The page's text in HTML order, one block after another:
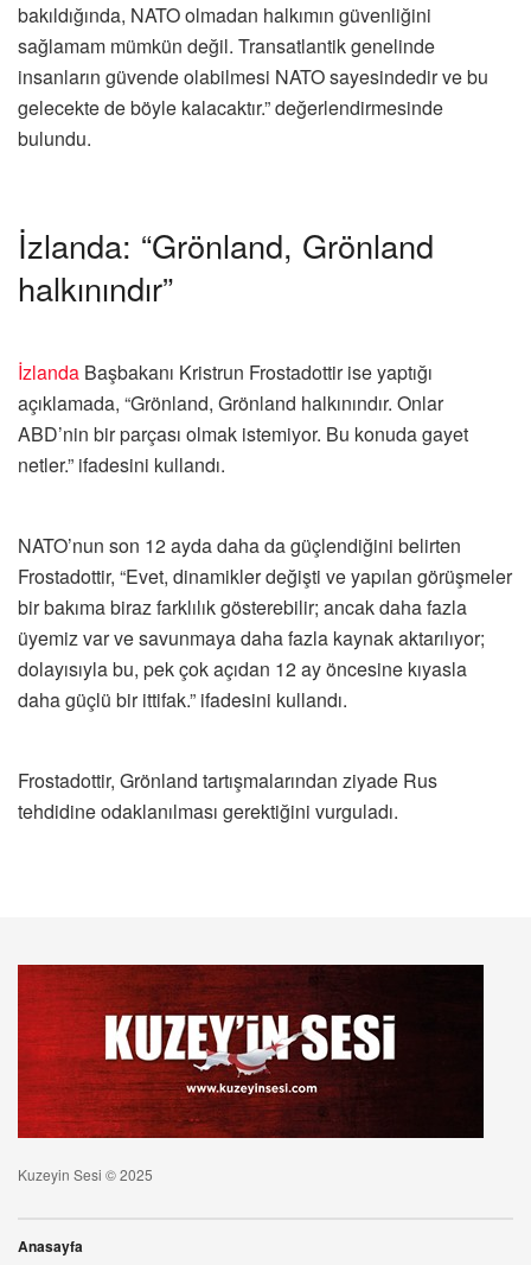
bakıldığında, NATO olmadan halkımın güvenliğini
sağlamam mümkün değil. Transatlantik genelinde
insanların güvende olabilmesi NATO sayesindedir ve bu
gelecekte de böyle kalacaktır.” değerlendirmesinde
bulundu.
İzlanda: “Grönland, Grönland
halkınındır”
İzlanda Başbakanı Kristrun Frostadottir ise yaptığı
açıklamada, “Grönland, Grönland halkınındır. Onlar
ABD’nin bir parçası olmak istemiyor. Bu konuda gayet
netler.” ifadesini kullandı.
NATO’nun son 12 ayda daha da güçlendiğini belirten
Frostadottir, “Evet, dinamikler değişti ve yapılan görüşmeler
bir bakıma biraz farklılık gösterebilir; ancak daha fazla
üyemiz var ve savunmaya daha fazla kaynak aktarılıyor;
dolayısıyla bu, pek çok açıdan 12 ay öncesine kıyasla
daha güçlü bir ittifak.” ifadesini kullandı.
Frostadottir, Grönland tartışmalarından ziyade Rus
tehdidine odaklanılması gerektiğini vurguladı.
Kuzeyin Sesi © 2025
Anasayfa